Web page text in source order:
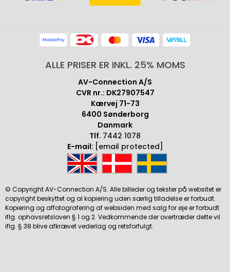
ALLE PRISER ER INKL. 25% MOMS
AV-Connection A/S
CVR nr.: DK27907547
Kærvej 71-73
6400 Sønderborg
Danmark
Tlf. 7442 1078
E-mail: [email protected]
© Copyright AV-Connection A/S. Alle billeder og tekster på websitet er
copyright beskyttet og al kopiering uden særlig tilladelse er forbudt.
Kopiering og affotografering af websiden med salg for øje er forbudt
iflg. ophavsretsloven § 1 og 2. Vedkommende der overtræder dette vil
iflg. § 38 blive afkrævet vederlag og retsforfulgt.